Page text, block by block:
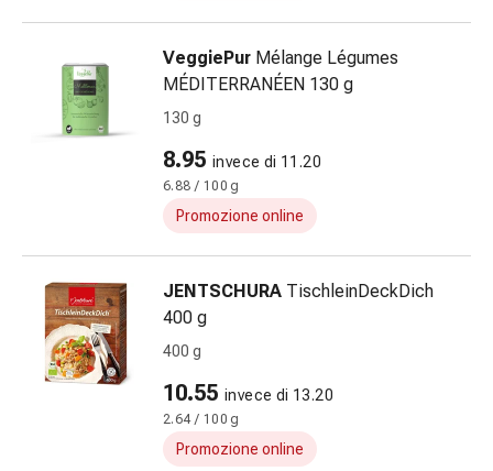
oculare
Medicazioni
oftalmiche
Igiene
oculare
circolazione
e
vasi
sanguigni
Calze
compressive
VeggiePur Mélange Légumes
MÉDITERRANÉEN 130 g
130 g
8.95 invece di 11.20
6.88 / 100 g
Promozione online
JENTSCHURA TischleinDeckDich
400 g
400 g
10.55 invece di 13.20
2.64 / 100 g
Promozione online